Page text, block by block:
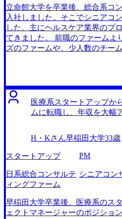
志望度はそれほど高くなかった
ファーをいただき、かなり迷い
望のファームに行くことにしま
間がかかってしまったことを反
収550万円、転職後は年収650万
りハードに働けるファームに入
最初の１〜２年は積極的に様々
です。クライアントのためにな
サルティングスキルを磨きなが
にしました。 石井さんはブティ
ァームに関してとても詳しく、
でした。身近な先輩がブティッ
ームに転職したこともあり、自
系コンサルティングファームに
ました。おかげさまで多くの選
職希望先を選ぶことができまし
ましたが、今までやってきた銀
て年収が上がったことは素直に
経歴を生かした転職ができて大
いう元々の目的が達成されただ
円になりました。 経営者の支援
につけないといけないスキルが
的達成のため愚直に頑張りたい
ンサルタントが多いファームに
りを果たせたことには自信を持
す。
立命館大学を卒業後、総合系コ
入社しました。そこでシニアコ
した。主にヘルスケア業界のプ
てきました。 前職のファームよ
ズのファームや、少人数のチー
同じコンサルティング領域内で
めです。 1社です。 エージェン
の際にお世話になっていて、と
だいたので、今回の転職もまず
さんに伝えたところ、M3キャリ
介していただきました。お話を
に関してとても深い知見を持っ
で、石井さんになら安心して任
分のニーズにあったファームを
ームを提案してもらえました。
種類についての情報もしっかり
医療系スタートアップか
ムに転職し、年収を大幅
H・Kさん早稲田大学33歳
スタートアップ PM
日系総合コンサルテ
ィングファーム
シニアコン
早稲田大学卒業後、医療系のス
ェクトマネージャーのポジショ